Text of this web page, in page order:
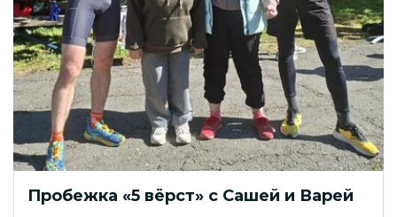
Пробежка «5 вёрст» с Сашей и Варей